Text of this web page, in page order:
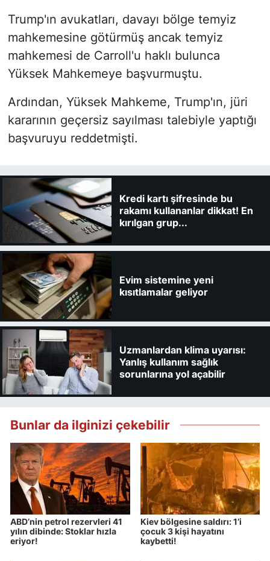
Trump'ın avukatları, davayı bölge temyiz
mahkemesine götürmüş ancak temyiz
mahkemesi de Carroll'u haklı bulunca
Yüksek Mahkemeye başvurmuştu.
Ardından, Yüksek Mahkeme, Trump'ın, jüri
kararının geçersiz sayılması talebiyle yaptığı
başvuruyu reddetmişti.
Kredi kartı şifresinde bu
rakamı kullananlar dikkat! En
kırılgan grup...
Evim sistemine yeni
kısıtlamalar geliyor
Uzmanlardan klima uyarısı:
Yanlış kullanım sağlık
sorunlarına yol açabilir
Bunlar da ilginizi çekebilir
ABD’nin petrol rezervleri 41
yılın dibinde: Stoklar hızla
eriyor!
Kiev bölgesine saldırı: 1’i
çocuk 3 kişi hayatını
kaybetti!